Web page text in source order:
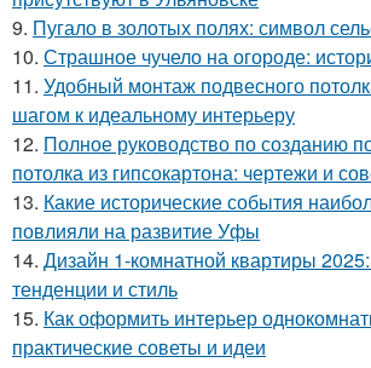
9. Пугало в золотых полях: символ
10. Страшное чучело на огороде:
11. Удобный монтаж подвесного
шагом к идеальному интерьеру
12. Полное руководство по созданию
потолка из гипсокартона: чертежи и
13. Какие исторические события
повлияли на развитие Уфы
14. Дизайн 1-комнатной квартиры
тенденции и стиль
15. Как оформить интерьер
практические советы и идеи